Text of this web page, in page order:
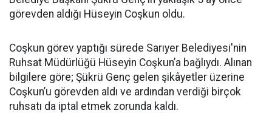
görevden aldığı Hüseyin Coşkun oldu.
Coşkun görev yaptığı sürede Sarıyer Belediyesi'nin
Ruhsat Müdürlüğü Hüseyin Coşkun’a bağlıydı. Alınan
bilgilere göre; Şükrü Genç gelen şikâyetler üzerine
Coşkun’u görevden aldı ve ardından verdiği birçok
ruhsatı da iptal etmek zorunda kaldı.